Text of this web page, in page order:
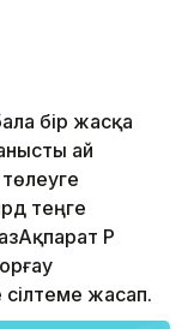
бiр жасқа
ай
теңге
ҚР
сілтеме жасап.